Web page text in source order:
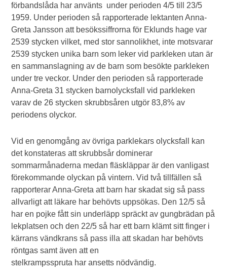
förbandslåda har använts under perioden 4/5 till 23/5
1959. Under perioden så rapporterade lektanten Anna-
Greta Jansson att besökssiffrorna för Eklunds hage var
2539 stycken vilket, med stor sannolikhet, inte motsvarar
2539 stycken unika barn som leker vid parkleken utan är
en sammanslagning av de barn som besökte parkleken
under tre veckor. Under den perioden så rapporterade
Anna-Greta 31 stycken barnolycksfall vid parkleken
varav de 26 stycken skrubbsåren utgör 83,8% av
periodens olyckor.
Vid en genomgång av övriga parklekars olycksfall kan
det konstateras att skrubbsår dominerar
sommarmånaderna medan fläskläppar är den vanligast
förekommande olyckan på vintern. Vid två tillfällen så
rapporterar Anna-Greta att barn har skadat sig så pass
allvarligt att läkare har behövts uppsökas. Den 12/5 så
har en pojke fått sin underläpp spräckt av gungbrädan på
lekplatsen och den 22/5 så har ett barn klämt sitt finger i
kärrans vändkrans så pass illa att skadan har behövts
röntgas samt även att en
stelkrampsspruta har ansetts nödvändig.